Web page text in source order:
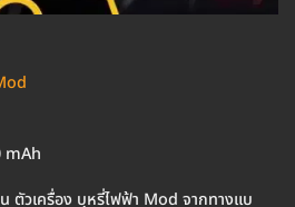
mAh
วเครื่อง บุหรี่ไฟฟ้า Mod จากทางแบ